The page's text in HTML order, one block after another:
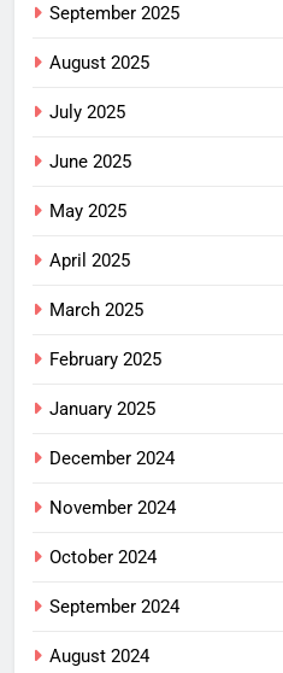
September 2025
August 2025
July 2025
June 2025
May 2025
April 2025
March 2025
February 2025
January 2025
December 2024
November 2024
October 2024
September 2024
August 2024